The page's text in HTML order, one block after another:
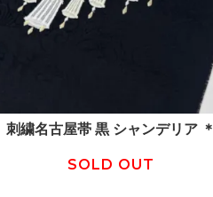
刺繍名古屋帯 黒 シャンデリア ＊
SOLD OUT